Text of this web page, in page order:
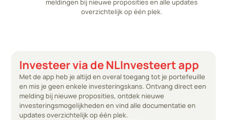
meldingen bij nieuwe proposities en alle updates
overzichtelijk op één plek.
Investeer via de NLInvesteert app
Met de app heb je altijd en overal toegang tot je portefeuille
en mis je geen enkele investeringskans. Ontvang direct een
melding bij nieuwe proposities, ontdek nieuwe
investeringsmogelijkheden en vind alle documentatie en
updates overzichtelijk op één plek.